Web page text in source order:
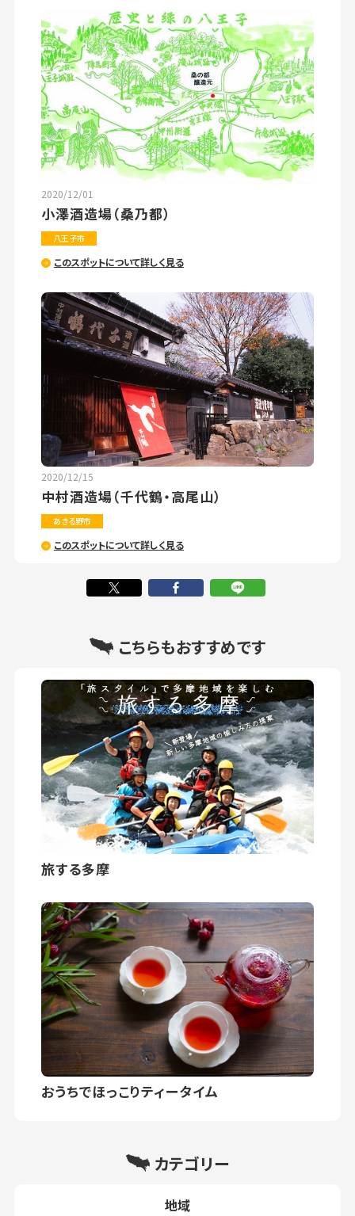
2020/12/01
小澤酒造場（桑乃都）
八王子市
このスポットについて詳しく見る
2020/12/15
中村酒造場（千代鶴・高尾山）
あきる野市
このスポットについて詳しく見る
こちらもおすすめです
旅する多摩
おうちでほっこりティータイム
カテゴリー
地域